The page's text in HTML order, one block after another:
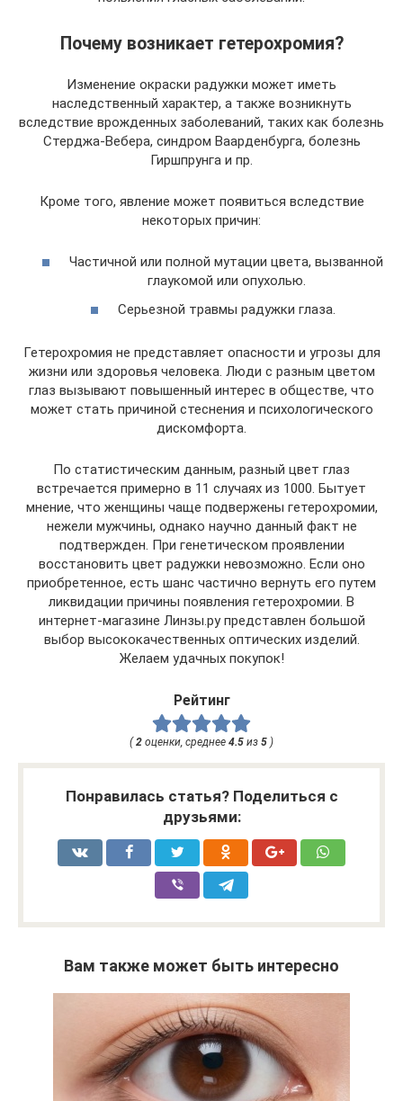
Почему возникает гетерохромия?
Изменение окраски радужки может иметь
наследственный характер, а также возникнуть
вследствие врожденных заболеваний, таких как болезнь
Стерджа-Вебера, синдром Ваарденбурга, болезнь
Гиршпрунга и пр.
Кроме того, явление может появиться вследствие
некоторых причин:
Частичной или полной мутации цвета, вызванной
глаукомой или опухолью.
Серьезной травмы радужки глаза.
Гетерохромия не представляет опасности и угрозы для
жизни или здоровья человека. Люди с разным цветом
глаз вызывают повышенный интерес в обществе, что
может стать причиной стеснения и психологического
дискомфорта.
По статистическим данным, разный цвет глаз
встречается примерно в 11 случаях из 1000. Бытует
мнение, что женщины чаще подвержены гетерохромии,
нежели мужчины, однако научно данный факт не
подтвержден. При генетическом проявлении
восстановить цвет радужки невозможно. Если оно
приобретенное, есть шанс частично вернуть его путем
ликвидации причины появления гетерохромии. В
интернет-магазине Линзы.ру представлен большой
выбор высококачественных оптических изделий.
Желаем удачных покупок!
Рейтинг
( 2 оценки, среднее 4.5 из 5 )
Понравилась статья? Поделиться с
друзьями:
Вам также может быть интересно